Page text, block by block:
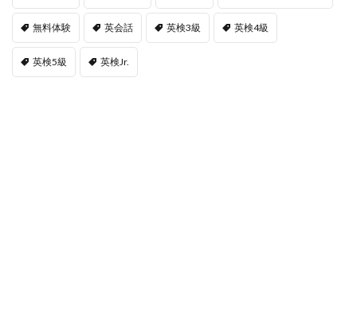
無料体験 英会話 英検3級 英検4級
英検5級 英検Jr.